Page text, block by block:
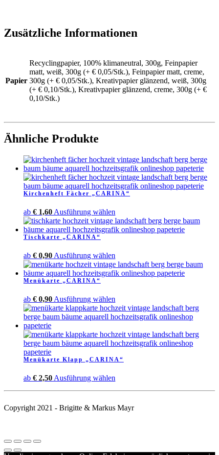
Zusätzliche Informationen
Papier
Recyclingpapier, 100% klimaneutral, 300g, Feinpapier
matt, weiß, 300g (+ € 0,05/Stk.), Feinpapier matt, creme,
300g (+ € 0,05/Stk.), Kreativpapier glänzend, weiß, 300g
(+ € 0,10/Stk.), Kreativpapier glänzend, creme, 300g (+ €
0,10/Stk.)
Ähnliche Produkte
Kirchenheft Fächer „CARINA“
ab € 1,60 Ausführung wählen
Produkt
weist
Die
Optionen
der
Produktseite
gewählt
Tischkarte „CARINA“
ab € 0,90 Ausführung wählen
Produkt
weist
Die
Optionen
auf
der
gewählt
Menükarte „CARINA“
ab € 0,90 Ausführung wählen
Produkt
weist
Varianten
auf.
Optionen
gewählt
werden
Menükarte Klapp „CARINA“
ab € 2,50 Ausführung wählen
mehrere
Varianten
Copyright 2021 - Brigitte & Markus Mayr